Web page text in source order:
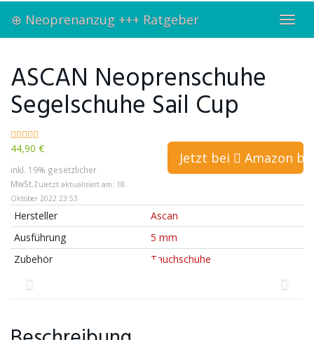
Skip
⊕ Neoprenanzug +++ Ratgeber
ASCAN Neoprenschuhe
Segelschuhe Sail Cup
44,90 €
inkl. 19% gesetzlicher
MwSt.Zuletzt aktualisiert am: 18.
Oktober 2022 23:53
Jetzt bei Amazon
Hersteller
Ascan
Ausführung
5 mm
Zubehör
Tauchschuhe